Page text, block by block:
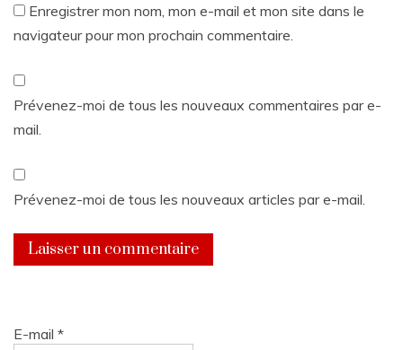
Enregistrer mon nom, mon e-mail et mon site dans le
navigateur pour mon prochain commentaire.
Prévenez-moi de tous les nouveaux commentaires par e-
mail.
Prévenez-moi de tous les nouveaux articles par e-mail.
E-mail *